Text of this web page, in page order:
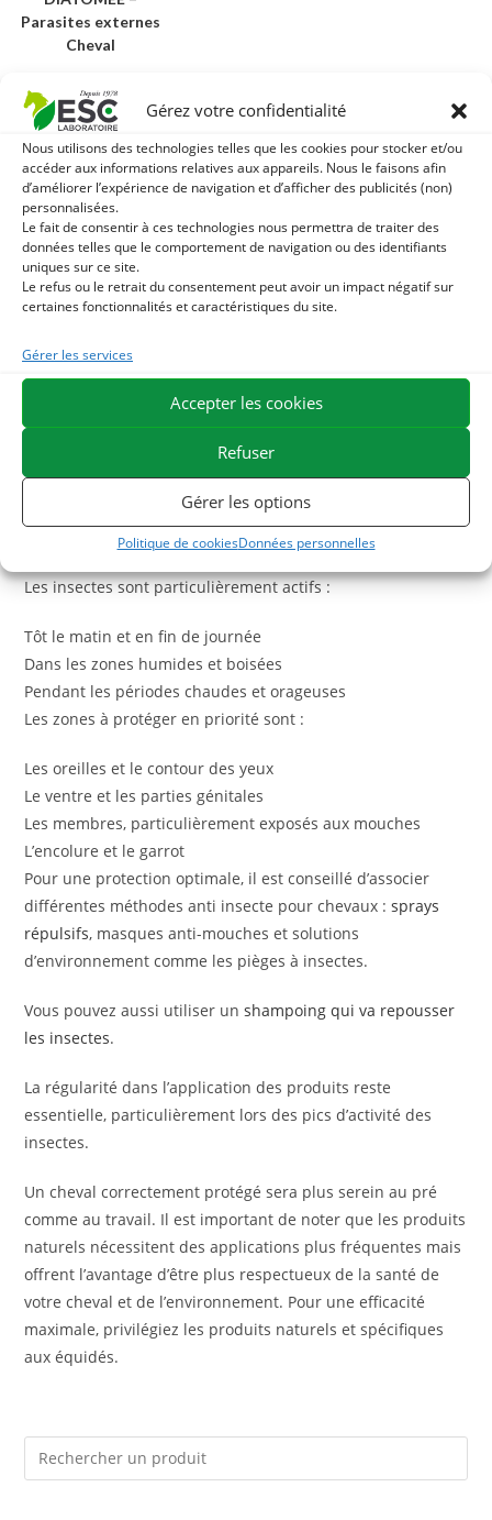
Gérez votre confidentialité
Nous utilisons des technologies telles que les cookies pour stocker et/ou
accéder aux informations relatives aux appareils. Nous le faisons afin
d’améliorer l’expérience de navigation et d’afficher des publicités (non)
personnalisées.
Le fait de consentir à ces technologies nous permettra de traiter des
données telles que le comportement de navigation ou des identifiants
uniques sur ce site.
Le refus ou le retrait du consentement peut avoir un impact négatif sur
certaines fonctionnalités et caractéristiques du site.
Gérer les services
Accepter les cookies
Refuser
Gérer les options
Politique de cookiesDonnées personnelles
Parasites externes
Cheval
9,60€ TTC
Ajouter au
panier
Comment protéger efficacement son cheval des
insectes ?
Une protection optimale passe par une approche globale
enrichis enhuiles essentielles
géranium ou l’eucalyptus, offrent une barrière efficace tout
en respectant la peau sensible des équidés. Ces
formulations naturelles permettent une utilisation
quotidienne sans risque d’irritation, même sur les zones les
Les périodes critiques et zones sensibles à protéger
Les insectes sont particulièrement actifs :
Tôt le matin et en fin de journée
Dans les zones humides et boisées
Pendant les périodes chaudes et orageuses
Les zones à protéger en priorité sont :
Les oreilles et le contour des yeux
Le ventre et les parties génitales
Les membres, particulièrement exposés aux mouches
L’encolure et le garrot
Pour une protection optimale, il est conseillé d’associer
différentes méthodes anti insecte pour chevaux :sprays
répulsifs, masques anti-mouches et solutions
d’environnement comme les pièges à insectes.
Vous pouvez aussi utiliser unshampoing qui va repousser
les insectes.
La régularité dans l’application des produits reste
essentielle, particulièrement lors des pics d’activité des
insectes.
Un cheval correctement protégé sera plus serein au pré
comme au travail. Il est important de noter que les produits
naturels nécessitent des applications plus fréquentes mais
offrent l’avantage d’être plus respectueux de la santé de
votre cheval et de l’environnement. Pour une efficacité
maximale, privilégiez les produits naturels et spécifiques
aux équidés.